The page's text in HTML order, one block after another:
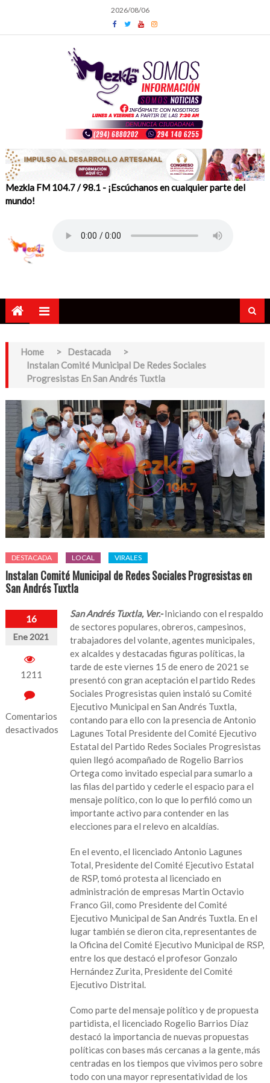
content
2026/08/06
Mezkla FM 104.7 / 98.1 - ¡Escúchanos en cualquier parte del
mundo!
Home > Destacada
>
Instalan Comité Municipal De Redes Sociales
Progresistas En San Andrés Tuxtla
DESTACADA LOCAL VIRALES
Instalan Comité Municipal de Redes Sociales Progresistas en
San Andrés Tuxtla
16
Ene 2021
1211
Comentarios
desactivados
San Andrés Tuxtla, Ver.-Iniciando con el respaldo
de sectores populares, obreros, campesinos,
trabajadores del volante, agentes municipales,
ex alcaldes y destacadas figuras políticas, la
tarde de este viernes 15 de enero de 2021 se
presentó con gran aceptación el partido Redes
Sociales Progresistas quien instaló su Comité
Ejecutivo Municipal en San Andrés Tuxtla,
contando para ello con la presencia de Antonio
Lagunes Total Presidente del Comité Ejecutivo
Estatal del Partido Redes Sociales Progresistas
quien llegó acompañado de Rogelio Barrios
Ortega como invitado especial para sumarlo a
las filas del partido y cederle el espacio para el
mensaje político, con lo que lo perfiló como un
importante activo para contender en las
elecciones para el relevo en alcaldías.
En el evento, el licenciado Antonio Lagunes
Total, Presidente del Comité Ejecutivo Estatal
de RSP, tomó protesta al licenciado en
administración de empresas Martin Octavio
Franco Gil, como Presidente del Comité
Ejecutivo Municipal de San Andrés Tuxtla. En el
lugar también se dieron cita, representantes de
la Oficina del Comité Ejecutivo Municipal de RSP,
entre los que destacó el profesor Gonzalo
Hernández Zurita, Presidente del Comité
Ejecutivo Distrital.
Como parte del mensaje político y de propuesta
partidista, el licenciado Rogelio Barrios Díaz
destacó la importancia de nuevas propuestas
políticas con bases más cercanas a la gente, más
centradas en los tiempos que vivimos pero sobre
todo con una mayor representatividad de los